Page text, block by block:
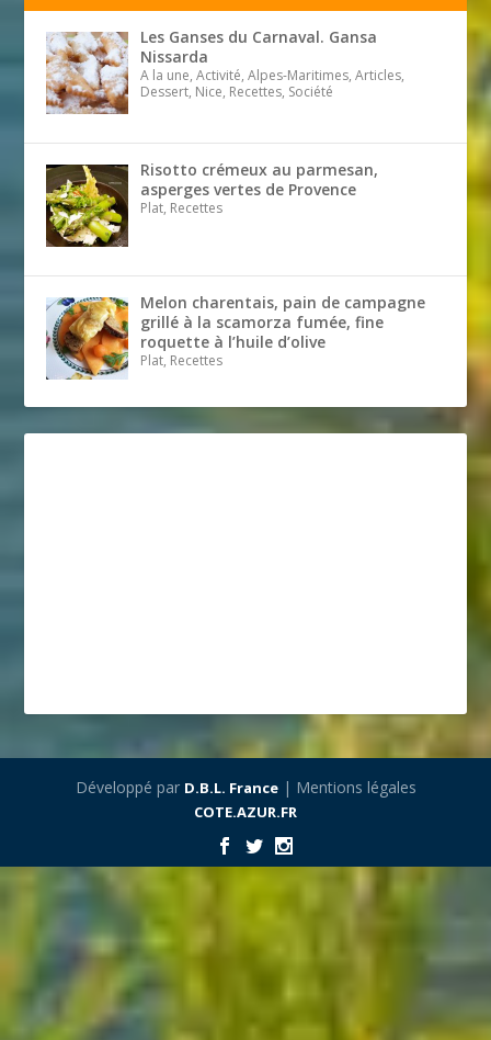
Les Ganses du Carnaval. Gansa
Nissarda
A la une, Activité, Alpes-Maritimes, Articles,
Dessert, Nice, Recettes, Société
Risotto crémeux au parmesan,
asperges vertes de Provence
Plat, Recettes
Melon charentais, pain de campagne
grillé à la scamorza fumée, fine
roquette à l’huile d’olive
Plat, Recettes
Développé par D.B.L. France| Mentions légales
COTE.AZUR.FR